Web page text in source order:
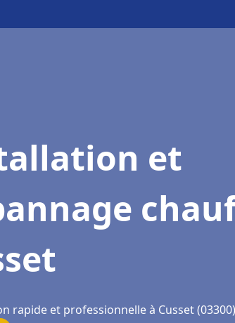
et
rapide et professionnelle à Cusset (03300)